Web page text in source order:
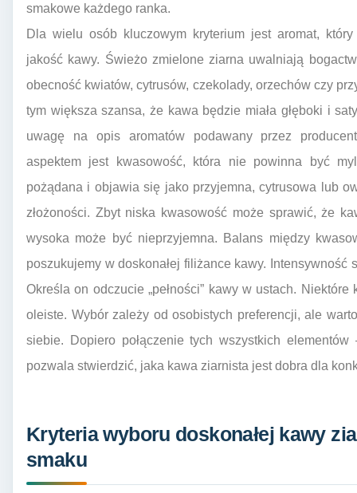
smakowe każdego ranka.
Dla wielu osób kluczowym kryterium jest aromat,
jakość kawy. Świeżo zmielone ziarna uwalniają
obecność kwiatów, cytrusów, czekolady, orzechów czy
tym większa szansa, że kawa będzie miała głęboki i
uwagę na opis aromatów podawany przez
aspektem jest kwasowość, która nie powinna być
pożądana i objawia się jako przyjemna, cytrusowa lub
złożoności. Zbyt niska kwasowość może sprawić, że
wysoka może być nieprzyjemna. Balans między
poszukujemy w doskonałej filiżance kawy. Intensywność
Określa on odczucie „pełności” kawy w ustach.
oleiste. Wybór zależy od osobistych preferencji, ale
siebie. Dopiero połączenie tych wszystkich
pozwala stwierdzić, jaka kawa ziarnista jest dobra dla
Kryteria wyboru doskonałej kawy
smaku